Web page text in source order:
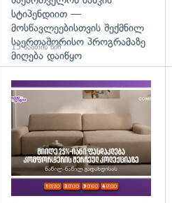
სტიპენდიით —
მოსწავლეებისთვის შექმნილ
საერთაშორისო პროგრამაზე
მიღება დაიწყო
15 საათის წინ
გადახედვა